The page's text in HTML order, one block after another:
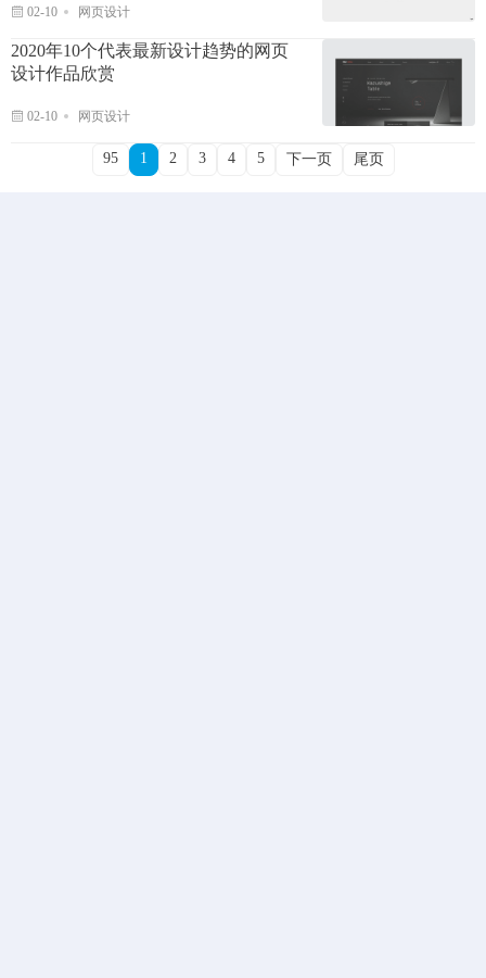
02-10 网页设计
2020年10个代表最新设计趋势的网页
设计作品欣赏
02-10 网页设计
95 1 2 3 4 5 下一页 尾页